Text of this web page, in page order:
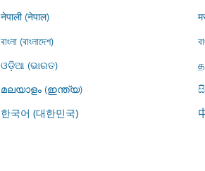
नेपाली (नेपाल)
বাংলা (বাংলাদেশ)
ଓଡ଼ିଆ (ଭାରତ)
മലയാളം (ഇന്ത്യ)
한국어 (대한민국)